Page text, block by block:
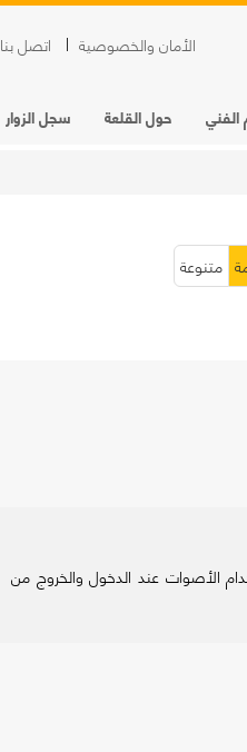
الأمان والخصوصية اتصل بنا
الفني حول القلعة سجل الزوار
متنوعة
الأصوات عند الدخول والخروج من